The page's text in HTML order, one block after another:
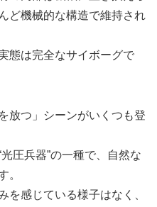
ど機械的な構造で維持され
態は完全なサイボーグで
放つ」シーンがいくつも登
圧兵器”の一種で、自然な
。
を感じている様子はなく、